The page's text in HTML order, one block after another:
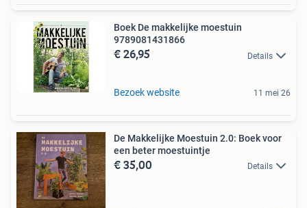
Boek De makkelijke moestuin
9789081431866
€ 26,95 Details
Bezoek website 11 mei 26
De Makkelijke Moestuin 2.0: Boek voor
een beter moestuintje
€ 35,00 Details